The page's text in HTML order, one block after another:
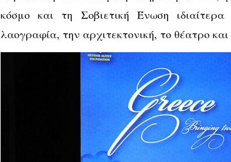
κόσμο και τη Σοβιετική Ένωση
λαογραφία, την αρχιτεκτονική, το θέατρο και